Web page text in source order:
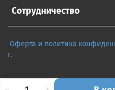
Сотрудничество
Оферта и политика
г.